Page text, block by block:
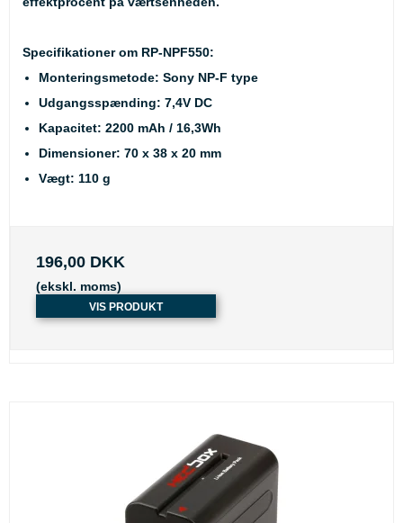
Specifikationer om RP-NPF550:
Monteringsmetode: Sony NP-F type
Udgangsspænding: 7,4V DC
Kapacitet: 2200 mAh / 16,3Wh
Dimensioner: 70 x 38 x 20 mm
Vægt: 110 g
196,00 DKK
(ekskl. moms)
VIS PRODUKT